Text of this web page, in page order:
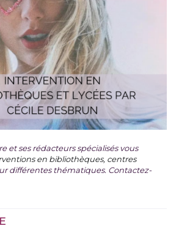
et ses rédacteurs spécialisés vous
en bibliothèques, centres
différentes thématiques. Contactez-